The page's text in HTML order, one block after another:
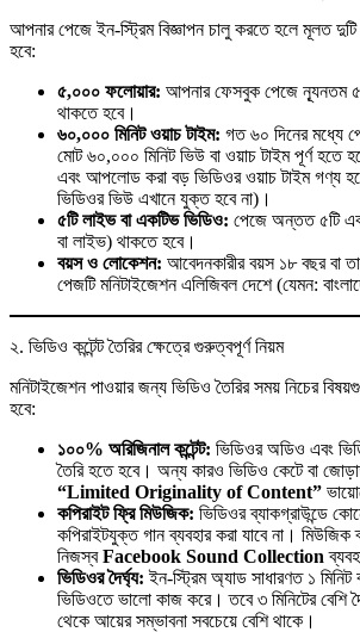
আপনার পেজে ইন-স্ট্রিম বিজ্ঞাপন চালু করতে হলে মূলত
হবে:
৫,০০০ ফলোয়ার: আপনার ফেসবুক পেজে ন্যূনতম
থাকতে হবে।
৬০,০০০ মিনিট ওয়াচ টাইম: গত ৬০ দিনের মধ্যে
মোট ৬০,০০০ মিনিট ভিউ বা ওয়াচ টাইম পূর্ণ হতে
এবং আপলোড করা বড় ভিডিওর ওয়াচ টাইম গণ্য
ভিডিওর ভিউ এখানে যুক্ত হবে না)।
৫টি লাইভ বা একটিভ ভিডিও: পেজে অন্তত ৫টি
বা লাইভ) থাকতে হবে।
বয়স ও লোকেশন: আবেদনকারীর বয়স ১৮ বছর বা
পেজটি মনিটাইজেশন এলিজিবল দেশে (যেমন:
২. ভিডিও কন্টেন্ট তৈরির ক্ষেত্রে গুরুত্বপূর্ণ নিয়ম
মনিটাইজেশন পাওয়ার জন্য ভিডিও তৈরির সময় নিচের
হবে:
১০০% অরিজিনাল কন্টেন্ট: ভিডিওর অডিও এবং
তৈরি হতে হবে। অন্য কারও ভিডিও কেটে বা
“Limited Originality of Content”
কপিরাইট ফ্রি মিউজিক: ভিডিওর ব্যাকগ্রাউন্ডে
কপিরাইটযুক্ত গান ব্যবহার করা যাবে না।
নিজস্বFacebook Sound Collection
ভিডিওর দৈর্ঘ্য: ইন-স্ট্রিম অ্যাড সাধারণত ১ মিনিট
ভিডিওতে ভালো কাজ করে। তবে ৩ মিনিটের বেশি
থেকে আয়ের সম্ভাবনা সবচেয়ে বেশি থাকে।